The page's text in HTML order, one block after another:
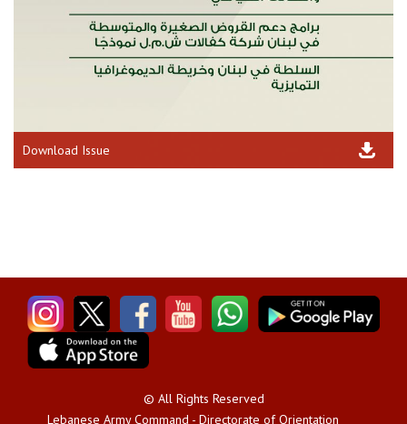
Download Issue
© All Rights Reserved
Lebanese Army Command - Directorate of Orientation